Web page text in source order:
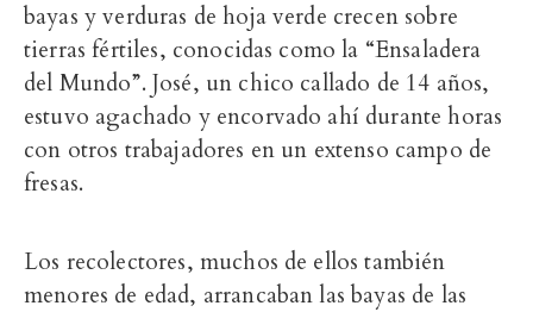
bayas y verduras de hoja verde crecen sobre
tierras fértiles, conocidas como la “Ensaladera
del Mundo”. José, un chico callado de 14 años,
estuvo agachado y encorvado ahí durante horas
con otros trabajadores en un extenso campo de
fresas.
Los recolectores, muchos de ellos también
menores de edad, arrancaban las bayas de las